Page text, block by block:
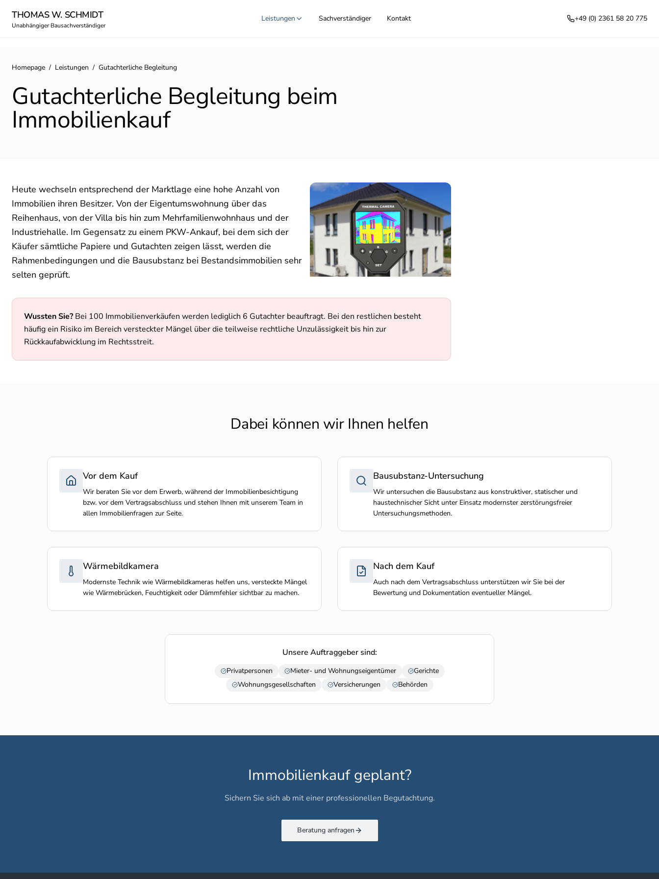
THOMAS W. SCHMIDT
Unabhängiger Bausachverständiger
Leistungen Sachverständiger Kontakt +49 (0) 2361 58 20 775
Homepage / Leistungen / Gutachterliche Begleitung
Gutachterliche Begleitung beim
Immobilienkauf
Heute wechseln entsprechend der Marktlage eine hohe Anzahl von
Immobilien ihren Besitzer. Von der Eigentumswohnung über das
Reihenhaus, von der Villa bis hin zum Mehrfamilienwohnhaus und der
Industriehalle. Im Gegensatz zu einem PKW-Ankauf, bei dem sich der
Käufer sämtliche Papiere und Gutachten zeigen lässt, werden die
Rahmenbedingungen und die Bausubstanz bei Bestandsimmobilien sehr
selten geprüft.
Wussten Sie? Bei 100 Immobilienverkäufen werden lediglich 6 Gutachter beauftragt. Bei den restlichen besteht
häufig ein Risiko im Bereich versteckter Mängel über die teilweise rechtliche Unzulässigkeit bis hin zur
Rückkaufabwicklung im Rechtsstreit.
Dabei können wir Ihnen helfen
Vor dem Kauf
Wir beraten Sie vor dem Erwerb, während der Immobilienbesichtigung
bzw. vor dem Vertragsabschluss und stehen Ihnen mit unserem Team in
allen Immobilienfragen zur Seite.
Bausubstanz-Untersuchung
Wir untersuchen die Bausubstanz aus konstruktiver, statischer und
haustechnischer Sicht unter Einsatz modernster zerstörungsfreier
Untersuchungsmethoden.
Wärmebildkamera
Modernste Technik wie Wärmebildkameras helfen uns, versteckte Mängel
wie Wärmebrücken, Feuchtigkeit oder Dämmfehler sichtbar zu machen.
Nach dem Kauf
Auch nach dem Vertragsabschluss unterstützen wir Sie bei der
Bewertung und Dokumentation eventueller Mängel.
Unsere Auftraggeber sind:
Privatpersonen Mieter- und Wohnungseigentümer
Gerichte
Wohnungsgesellschaften
Versicherungen Behörden
Immobilienkauf geplant?
Sichern Sie sich ab mit einer professionellen Begutachtung.
Beratung anfragen